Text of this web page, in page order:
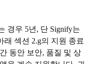
경우 5년, 단 Signify는
래 섹션 2.g의 지원 종료
동안 보안, 품질 및 상